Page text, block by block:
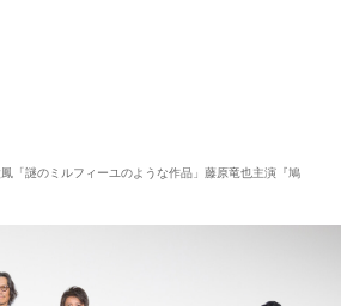
「謎のミルフィーユのような作品」藤原竜也主演『鳩